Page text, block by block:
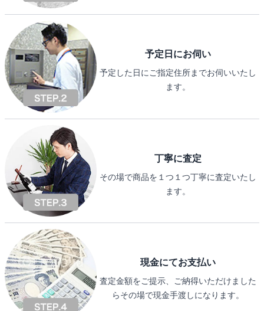
予定日にお伺い
予定した日にご指定住所までお伺いいたし
ます。
丁寧に査定
その場で商品を１つ１つ丁寧に査定いたし
ます。
現金にてお支払い
査定金額をご提示、ご納得いただけました
らその場で現金手渡しになります。